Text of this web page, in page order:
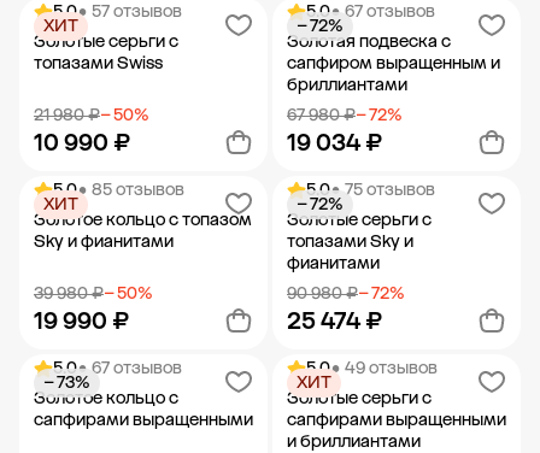
Добавить в корзину Добавить в корзину
5.0• 57 отзывов
Золотые серьги с
топазами Swiss
21 980 ₽− 50%
10 990 ₽
ХИТ
Добавить в корзину
5.0• 67 отзывов
Золотая подвеска с
сапфиром выращенным и
бриллиантами
67 980 ₽− 72%
19 034 ₽
− 72%
Добавить в корзину
5.0• 85 отзывов
Золотое кольцо с топазом
Sky и фианитами
39 980 ₽− 50%
19 990 ₽
ХИТ
Добавить в корзину
5.0• 75 отзывов
Золотые серьги с
топазами Sky и
фианитами
90 980 ₽− 72%
25 474 ₽
− 72%
Добавить в корзину
5.0• 67 отзывов
Золотое кольцо с
сапфирами выращенными
− 73%
5.0• 49 отзывов
Золотые серьги с
сапфирами выращенными
и бриллиантами
ХИТ